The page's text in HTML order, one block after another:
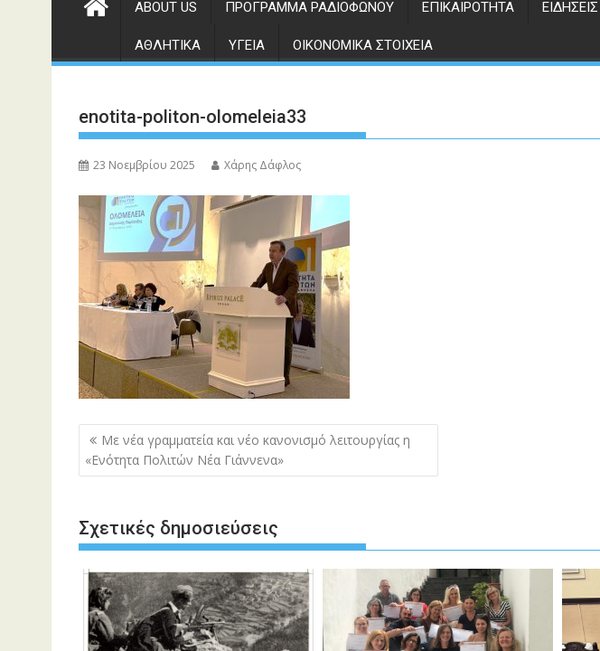
ABOUT US ΠΡΌΓΡΑΜΜΑ ΡΑΔΙΟΦΏΝΟΥ ΕΠΙΚΑΙΡΌΤΗΤΑ
ΑΘΛΗΤΙΚΆ ΥΓΕΊΑ ΟΙΚΟΝΟΜΙΚΆ ΣΤΟΙΧΕΊΑ
enotita-politon-olomeleia33
23 Νοεμβρίου 2025 Χάρης Δάφλος
Πλοήγηση
άρθρων
Με νέα γραμματεία και νέο κανονισμό λειτουργίας η
«Ενότητα Πολιτών Νέα Γιάννενα»
Σχετικές δημοσιεύσεις